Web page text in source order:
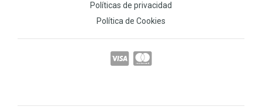
Políticas de privacidad
Política de Cookies